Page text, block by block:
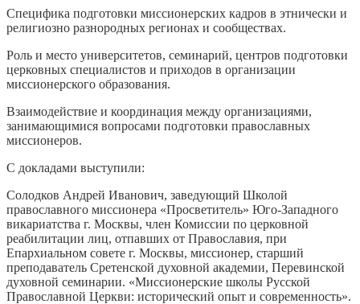
Специфика подготовки миссионерских кадров в этнически и
религиозно разнородных регионах и сообществах.
Роль и место университетов, семинарий, центров подготовки
церковных специалистов и приходов в организации
миссионерского образования.
Взаимодействие и координация между организациями,
занимающимися вопросами подготовки православных
миссионеров.
С докладами выступили:
Солодков Андрей Иванович, заведующий Школой
православного миссионера «Просветитель» Юго-Западного
викариатства г. Москвы, член Комиссии по церковной
реабилитации лиц, отпавших от Православия, при
Епархиальном совете г. Москвы, миссионер, старший
преподаватель Сретенской духовной академии, Перевинской
духовной семинарии. «Миссионерские школы Русской
Православной Церкви: исторический опыт и современность».